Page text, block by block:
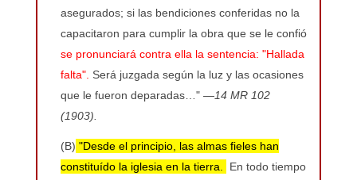
asegurados; si las bendiciones conferidas no la
capacitaron para cumplir la obra que se le confió
se pronunciará contra ella la sentencia: "Hallada
falta". Será juzgada según la luz y las ocasiones
que le fueron deparadas…" —14 MR 102
(1903).
(B) "Desde el principio, las almas fieles han
constituído la iglesia en la tierra.
En todo tiempo